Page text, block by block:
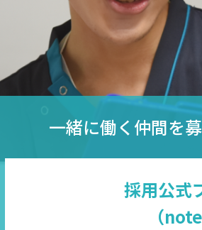
一緒に働く仲間を
採用公式
（note